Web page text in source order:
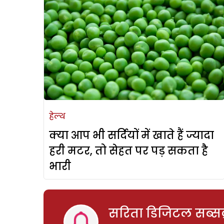
हेल्थ
क्या आप भी सर्दियों में खाते हैं ज्यादा
हरी मटर, तो सेहत पर पड़ सकता है
भारी
सरिता डिजिटल